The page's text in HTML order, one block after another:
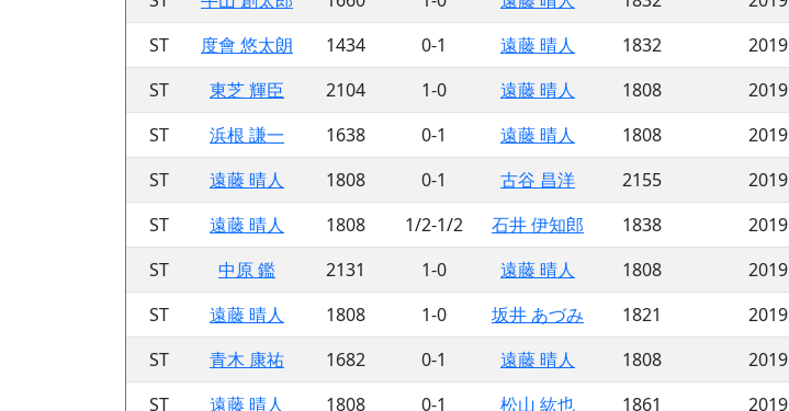
ST
度會 悠太朗 1434 0-1 遠藤 晴人 1832
2019
ST
東芝 輝臣 2104 1-0 遠藤 晴人 1808
2019
ST
浜根 謙一 1638 0-1 遠藤 晴人 1808
2019
ST
遠藤 晴人 1808 0-1 古谷 昌洋 2155
2019
ST
遠藤 晴人 1808 1/2-1/2 石井 伊知郎 1838
2019
ST
中原 鑑 2131 1-0 遠藤 晴人 1808
2019
ST
遠藤 晴人 1808 1-0 坂井 あづみ 1821
2019
ST
青木 康祐 1682 0-1 遠藤 晴人 1808
2019
ST
遠藤 晴人 1808 0-1 松山 紘也 1861 2019